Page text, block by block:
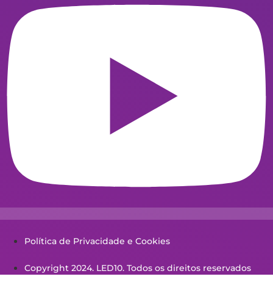
Política de Privacidade e Cookies
Copyright 2024. LED10. Todos os direitos reservados